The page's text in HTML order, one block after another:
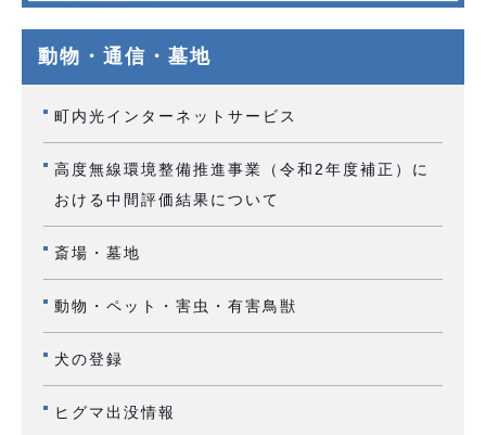
動物・通信・墓地
町内光インターネットサービス
高度無線環境整備推進事業（令和2年度補正）に
おける中間評価結果について
斎場・墓地
動物・ペット・害虫・有害鳥獣
犬の登録
ヒグマ出没情報